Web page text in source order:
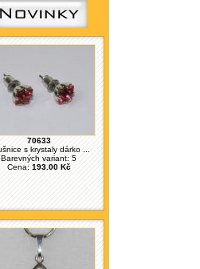
70633
s krystaly dárko ...
Barevných variant: 5
Cena: 193.00 Kč